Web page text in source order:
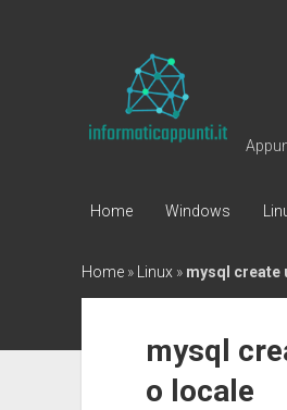
Informaticappunti
Home Windows
Home» Linux » mysql create
mysql
o locale